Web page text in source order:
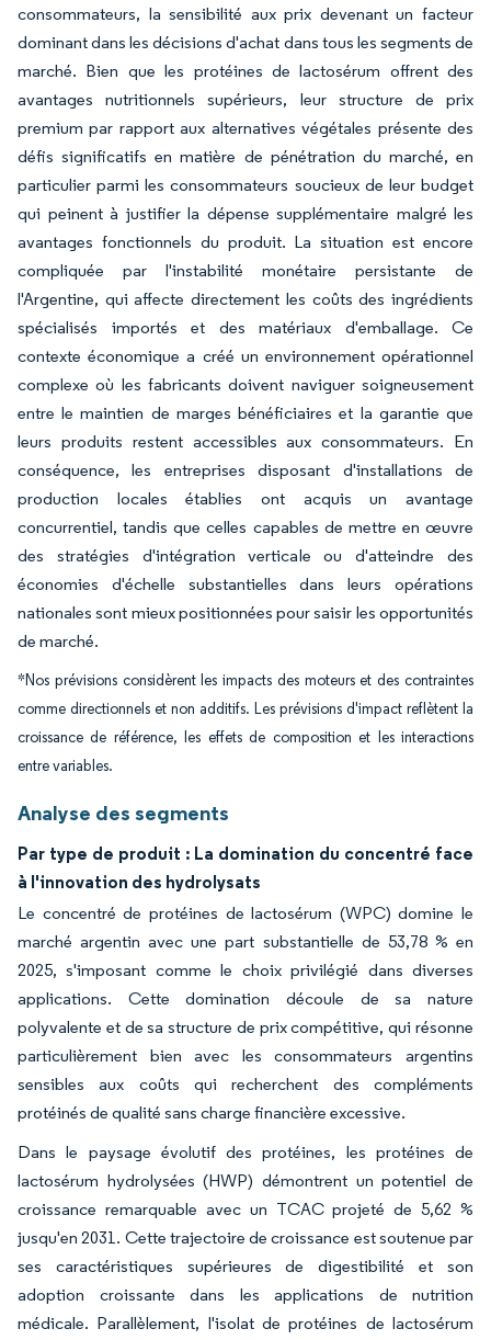
consommateurs, la sensibilité aux prix devenant un facteur
dominant dans les décisions d'achat dans tous les segments de
marché. Bien que les protéines de lactosérum offrent des
avantages nutritionnels supérieurs, leur structure de prix
premium par rapport aux alternatives végétales présente des
défis significatifs en matière de pénétration du marché, en
particulier parmi les consommateurs soucieux de leur budget
qui peinent à justifier la dépense supplémentaire malgré les
avantages fonctionnels du produit. La situation est encore
compliquée par l'instabilité monétaire persistante de
l'Argentine, qui affecte directement les coûts des ingrédients
spécialisés importés et des matériaux d'emballage. Ce
contexte économique a créé un environnement opérationnel
complexe où les fabricants doivent naviguer soigneusement
entre le maintien de marges bénéficiaires et la garantie que
leurs produits restent accessibles aux consommateurs. En
conséquence, les entreprises disposant d'installations de
production locales établies ont acquis un avantage
concurrentiel, tandis que celles capables de mettre en œuvre
des stratégies d'intégration verticale ou d'atteindre des
économies d'échelle substantielles dans leurs opérations
nationales sont mieux positionnées pour saisir les opportunités
de marché.
*Nos prévisions considèrent les impacts des moteurs et des contraintes
comme directionnels et non additifs. Les prévisions d'impact reflètent la
croissance de référence, les effets de composition et les interactions
entre variables.
Analyse des segments
Par type de produit : La domination du concentré face
à l'innovation des hydrolysats
Le concentré de protéines de lactosérum (WPC) domine le
marché argentin avec une part substantielle de 53,78 % en
2025, s'imposant comme le choix privilégié dans diverses
applications. Cette domination découle de sa nature
polyvalente et de sa structure de prix compétitive, qui résonne
particulièrement bien avec les consommateurs argentins
sensibles aux coûts qui recherchent des compléments
protéinés de qualité sans charge financière excessive.
Dans le paysage évolutif des protéines, les protéines de
lactosérum hydrolysées (HWP) démontrent un potentiel de
croissance remarquable avec un TCAC projeté de 5,62 %
jusqu'en 2031. Cette trajectoire de croissance est soutenue par
ses caractéristiques supérieures de digestibilité et son
adoption croissante dans les applications de nutrition
médicale. Parallèlement, l'isolat de protéines de lactosérum